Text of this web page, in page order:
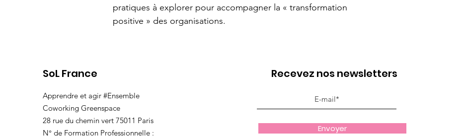
pratiques à explorer pour accompagner la « transformation
positive » des organisations.
SoL France
Apprendre et agir #Ensemble
Coworking Greenspace
28 rue du chemin vert 75011 Paris
N° de Formation Professionnelle :
Recevez nos newsletters
Envoyer